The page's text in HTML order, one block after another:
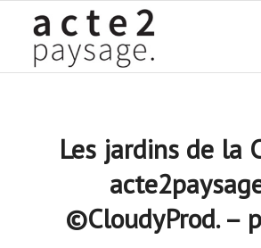
Les jardins de la
©CloudyProd. –